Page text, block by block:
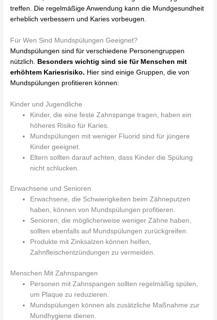
treffen. Die regelmäßige Anwendung kann die Mundgesundheit
erheblich verbessern und Karies vorbeugen.
Für Wen Sind Mundspülungen Geeignet?
Mundspülungen sind für verschiedene Personengruppen
nützlich.
Besonders wichtig sind sie für Menschen mit
erhöhtem Kariesrisiko. Hier sind einige Gruppen, die von
Mundspülungen profitieren können:
Kinder und Jugendliche
Kinder, die eine feste Zahnspange tragen, haben ein
höheres Risiko für Karies.
Mundspülungen mit weniger Fluorid sind für jüngere
Kinder geeignet.
Eltern sollten darauf achten, dass Kinder die Spülung
nicht schlucken.
Erwachsene und Senioren
Erwachsene, die Schwierigkeiten beim Zähneputzen
haben, können von Mundspülungen profitieren.
Senioren, die möglicherweise weniger Zähne haben,
sollten ebenfalls auf Mundspülungen zurückgreifen.
Produkte mit Zinksalzen können helfen,
Zahnfleischentzündungen zu vermeiden.
Menschen Mit Zahnspangen
Personen mit Zahnspangen sollten regelmäßig spülen,
um Plaque zu reduzieren.
Mundspülungen können als zusätzliche Maßnahme zur
Mundhygiene dienen.